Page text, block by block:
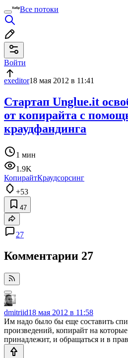
Все потоки
Войти
exeditor18 мая 2012 в 11:41
Стартап Unglue.it
от копирайта с
краудфандинга
1 мин
1.9K
КопирайтКраудсорсинг
+53
47
27
Комментарии 27
dmitriid18 мая 2012 в 11:58
Им надо было бы еще составить
произведений, копирайт на
принадлежит, и обращаться и в